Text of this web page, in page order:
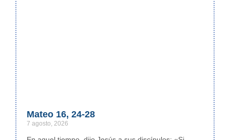
Mateo 16, 24-28
7 agosto, 2026